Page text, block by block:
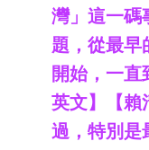
灣」這一碼
題，從最早
開始，一直
英文】【賴
過，特別是